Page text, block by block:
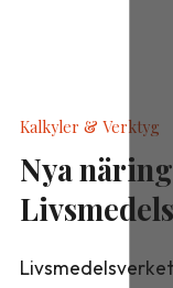
Kalkyler & Verktyg
Nya